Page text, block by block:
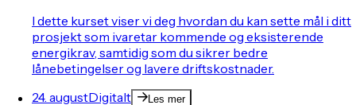
I dette kurset viser vi deg hvordan du kan sette mål i ditt
prosjekt som ivaretar kommende og eksisterende
energikrav, samtidig som du sikrer bedre
lånebetingelser og lavere driftskostnader.
24. augustDigitalt Les mer